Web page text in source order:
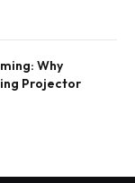
Why
Projector